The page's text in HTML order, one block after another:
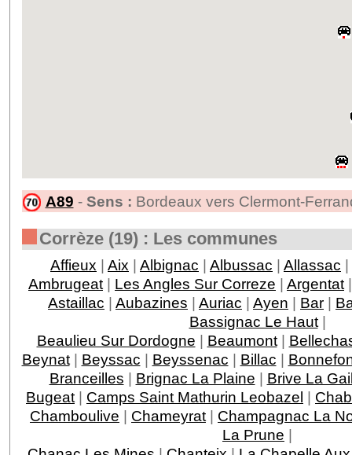
A89 - Sens : Bordeaux vers Clermont-
Corrèze (19) : Les communes
Affieux | Aix | Albignac | Albussac | Allassac |
Ambrugeat | Les Angles Sur Correze | Argentat
Astaillac | Aubazines | Auriac | Ayen | Bar |
Bassignac Le Haut|
Beaulieu Sur Dordogne | Beaumont|
Beynat| Beyssac | Beyssenac | Billac |
Branceilles | Brignac La Plaine | Brive La
Bugeat | Camps Saint Mathurin Leobazel |
Chamboulive | Chameyrat | Champagnac La
La Prune |